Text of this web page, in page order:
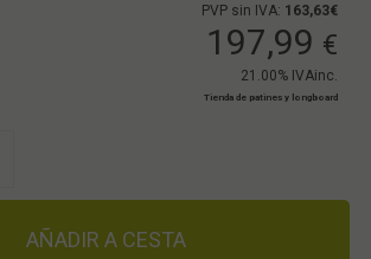
PVP sin IVA: 163,63€
197,99 €
21.00% IVAinc.
Tienda de patines y longboard
AÑADIR A CESTA